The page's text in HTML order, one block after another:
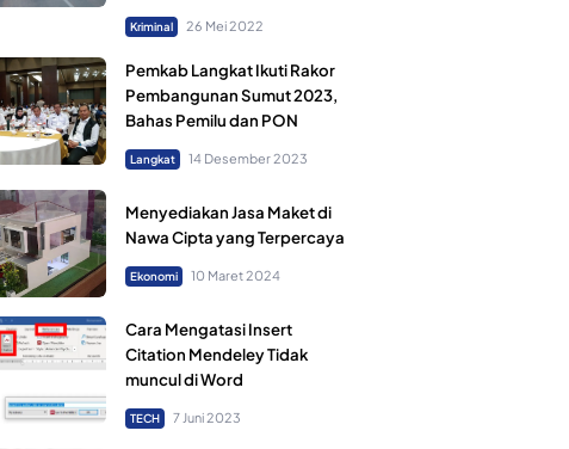
Kriminal 26 Mei 2022
Pemkab Langkat Ikuti Rakor
Pembangunan Sumut 2023,
Bahas Pemilu dan PON
Langkat 14 Desember 2023
Menyediakan Jasa Maket di
Nawa Cipta yang Terpercaya
Ekonomi 10 Maret 2024
Cara Mengatasi Insert
Citation Mendeley Tidak
muncul di Word
TECH 7 Juni 2023